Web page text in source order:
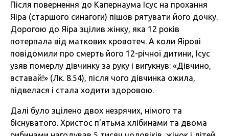
Після повернення до Капернаума Ісус на прохання
Яіра (старшого синагоги) пішов рятувати його дочку.
Дорогою до Яіра зцілив жінку, яка 12 років
потерпала від маткових кровотеч. А коли Яірові
повідомили про смерть його 12-річної дитини, Ісус
узяв померлу дівчинку за руку і вигукнув: «Дівчино,
вставай!» (Лк. 8.54), після чого дівчинка ожила,
підвелася і стала ходити здоровою.
Далі було зцілено двох незрячих, німого та
біснуватого. Христос п'ятьма хлібинами та двома